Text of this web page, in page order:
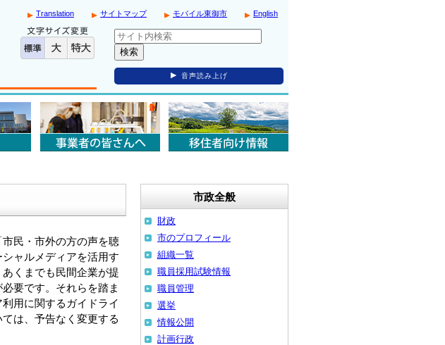
English
モバイル東御市
サイトマップ
Translation
音声読み上げ
民・市外の方の声を聴
ャルメディアを活用す
くまでも民間企業が提
要です。それらを踏ま
用に関するガイドライ
は、予告なく変更する
市政全般
財政
市のプロフィール
組織一覧
職員採用試験情報
職員管理
選挙
情報公開
計画行政